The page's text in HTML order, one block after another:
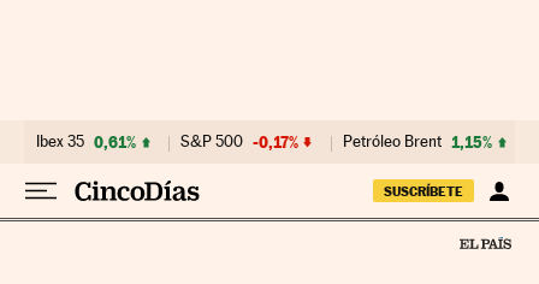
Ibex 35 0,61% S&P 500 -0,17% Petróleo Brent 1,15%
SUSCRÍBETE